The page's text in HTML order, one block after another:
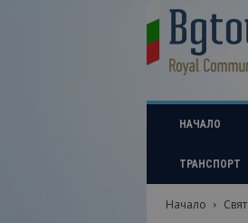
u
i
b
НАЧАЛО
ТРАНСПОРТ
Начало Свят